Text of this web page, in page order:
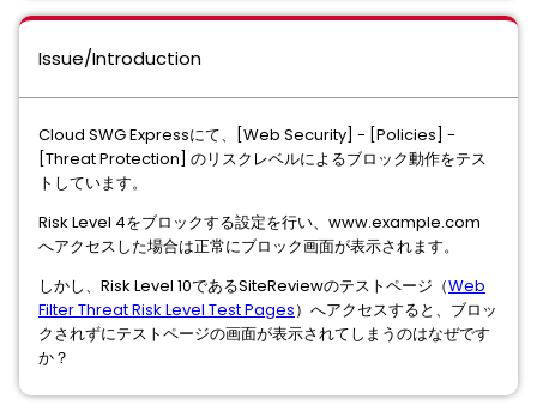
Issue/Introduction
Cloud SWG Expressにて、[Web Security] - [Policies] -
[Threat Protection] のリスクレベルによるブロック動作をテス
トしています。
Risk Level 4をブロックする設定を行い、www.example.com
へアクセスした場合は正常にブロック画面が表示されます。
しかし、Risk Level 10であるSiteReviewのテストページ（Web
Filter Threat Risk Level Test Pages）へアクセスすると、ブロッ
クされずにテストページの画面が表示されてしまうのはなぜです
か？